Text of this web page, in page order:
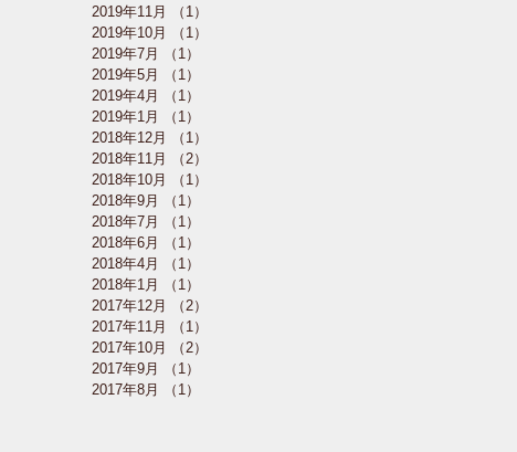
2019年11月
（1）
2019年10月
（1）
2019年7月
（1）
2019年5月
（1）
2019年4月
（1）
2019年1月
（1）
2018年12月
（1）
2018年11月
（2）
2018年10月
（1）
2018年9月
（1）
2018年7月
（1）
2018年6月
（1）
2018年4月
（1）
2018年1月
（1）
2017年12月
（2）
2017年11月
（1）
2017年10月
（2）
2017年9月
（1）
2017年8月
（1）